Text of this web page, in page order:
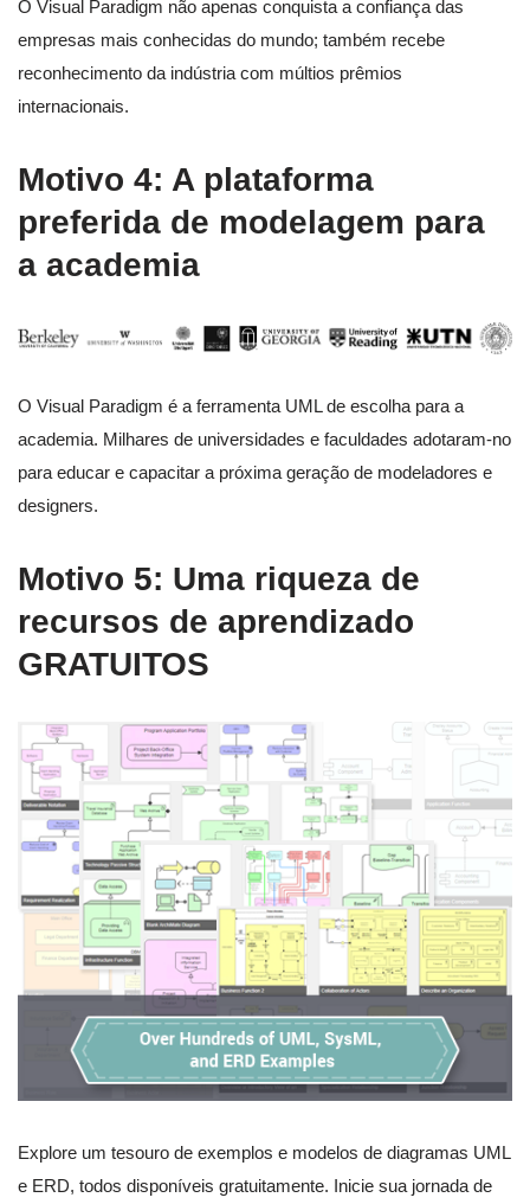
O Visual Paradigm não apenas conquista a confiança das
empresas mais conhecidas do mundo; também recebe
reconhecimento da indústria com múltios prêmios
internacionais.
Motivo 4: A plataforma
preferida de modelagem para
a academia
O Visual Paradigm é a ferramenta UML de escolha para a
academia. Milhares de universidades e faculdades adotaram-no
para educar e capacitar a próxima geração de modeladores e
designers.
Motivo 5: Uma riqueza de
recursos de aprendizado
GRATUITOS
Explore um tesouro de exemplos e modelos de diagramas UML
e ERD, todos disponíveis gratuitamente. Inicie sua jornada de